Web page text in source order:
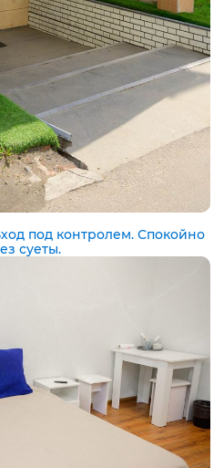
под контролем. Спокойно
суеты.